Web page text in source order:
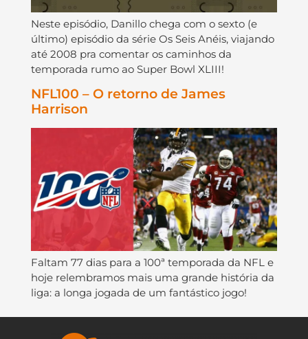
Neste episódio, Danillo chega com o sexto (e
último) episódio da série Os Seis Anéis, viajando
até 2008 pra comentar os caminhos da
temporada rumo ao Super Bowl XLIII!
NFL100 – O retorno de James
Harrison
Faltam 77 dias para a 100ª temporada da NFL e
hoje relembramos mais uma grande história da
liga: a longa jogada de um fantástico jogo!